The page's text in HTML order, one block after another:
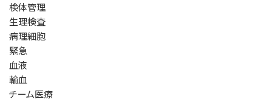
検体管理
生理検査
病理細胞
緊急
血液
輸血
チーム医療